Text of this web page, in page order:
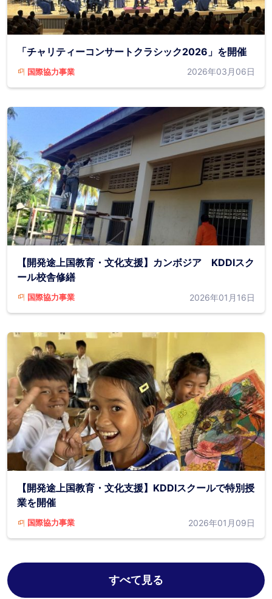
「チャリティーコンサートクラシック2026」を開催
国際協力事業 2026年03月06日
【開発途上国教育・文化支援】カンボジア KDDIスク
ール校舎修繕
国際協力事業 2026年01月16日
【開発途上国教育・文化支援】KDDIスクールで特別授
業を開催
国際協力事業 2026年01月09日
すべて見る